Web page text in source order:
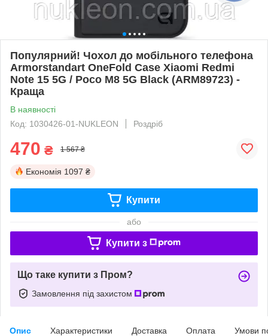
Популярний! Чохол до мобільного телефона
Armorstandart OneFold Case Xiaomi Redmi
Note 15 5G / Poco M8 5G Black (ARM89723) -
Краща
В наявності
Код: 1030426-01-NUKLEON
Роздріб
470 ₴ 1 567 ₴
Економія 1097 ₴
Купити
або
Купити з
Що таке купити з Пром?
Замовлення під захистом
Опис Характеристики Доставка Оплата Умови